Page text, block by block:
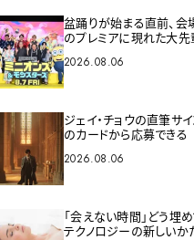
盆踊りが始まる直前、会
のプレミアに現れた大先
2026.08.06
ジェイ・チョウの直筆サ
のカードから応募できる
2026.08.06
「会えない時間」どう
テクノロジーの新しいか